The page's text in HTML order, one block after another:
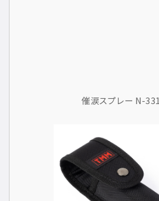
催涙スプレー N-331